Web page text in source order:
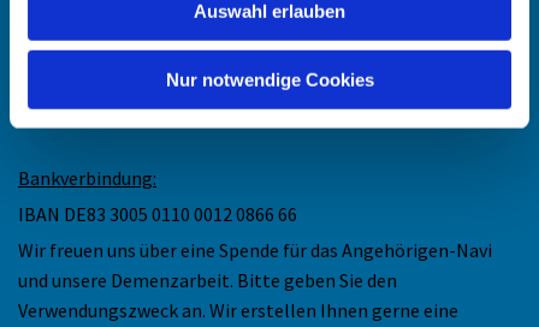
Auswahl erlauben
Nur notwendige Cookies
Ev. Kirchengemeinde Düsseldorf-Mitte
40476 Düsseldorf
Bankverbindung:
IBAN DE83 3005 0110 0012 0866 66
Wir freuen uns über eine Spende für das Angehörigen-Navi
und unsere Demenzarbeit. Bitte geben Sie den
Verwendungszweck an. Wir erstellen Ihnen gerne eine